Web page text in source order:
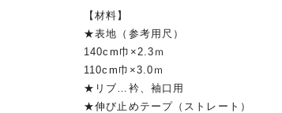
【材料】
★表地（参考用尺）
140cm巾×2.3ｍ
110cm巾×3.0ｍ
★リブ…衿、袖口用
★伸び止めテープ（ストレート）